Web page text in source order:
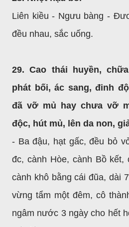
Liên kiều - Ngưu bàng -
đều nhau, sắc uống.
29. Cao thái huyền,
phát bối, ác sang, đinh
đã vỡ mủ hay chưa vỡ
độc, hút mủ, lên da non,
- Ba đậu, hạt gấc, đều bỏ
đc, cành Hòe, cành Bồ kết,
cành khô bằng cái đũa, dài
vừng tẩm một đêm, cô
ngâm nước 3 ngày cho hết